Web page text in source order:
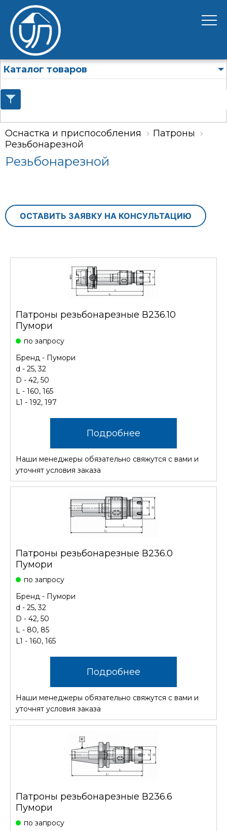
Каталог товаров
Оснастка и приспособления
Патроны
Резьбонарезной
Резьбонарезной
ОСТАВИТЬ ЗАЯВКУ НА КОНСУЛЬТАЦИЮ
Патроны резьбонарезные В236.10
Пумори
по запросу
Бренд - Пумори
d - 25, 32
D - 42, 50
L - 160, 165
L1 - 192, 197
Подробнее
Наши менеджеры обязательно свяжутся с вами и
уточнят условия заказа
Патроны резьбонарезные В236.0
Пумори
по запросу
Бренд - Пумори
d - 25, 32
D - 42, 50
L - 80, 85
L1 - 160, 165
Подробнее
Наши менеджеры обязательно свяжутся с вами и
уточнят условия заказа
Патроны резьбонарезные В236.6
Пумори
по запросу